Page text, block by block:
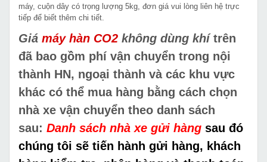
máy, cuộn dây có trọng lượng 5kg, đơn giá vui lòng liên hệ trực
tiếp để biết thêm chi tiết.
Giá máy hàn CO2 không dùng khítrên
đã bao gồm phí vận chuyển trong nội
thành HN, ngoại thành và các khu vực
khác có thể mua hàng bằng cách chọn
nhà xe vận chuyển theo danh sách
sau: Danh sách nhà xe gửi hàng sau đó
chúng tôi sẽ tiến hành gửi hàng, khách